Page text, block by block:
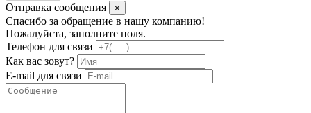
Отправка сообщения ×
Спасибо за обращение в нашу компанию!
Пожалуйста, заполните поля.
Телефон для связи
Как вас зовут?
E-mail для связи